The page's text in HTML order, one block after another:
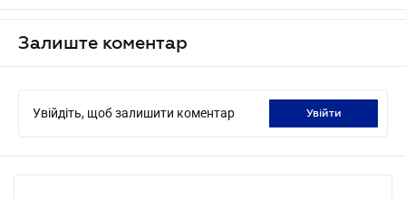
Залиште коментар
Увійдіть, щоб залишити коментар увійти